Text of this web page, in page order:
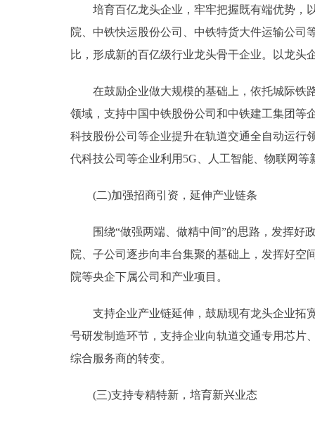
培育百亿龙头企业，牢牢把握既有端优势，以
院、中铁快运股份公司、中铁特货大件运输公司
比，形成新的百亿级行业龙头骨干企业。以龙
在鼓励企业做大规模的基础上，依托城际铁路
领域，支持中国中铁股份公司和中铁建工集团等
科技股份公司等企业提升在轨道交通全自动运行
代科技公司等企业利用5G、人工智能、物联网
(二)加强招商引资，延伸产业链条
围绕“做强两端、做精中间”的思路，发挥好政
院、子公司逐步向丰台集聚的基础上，发挥好
院等央企下属公司和产业项目。
支持企业产业链延伸，鼓励现有龙头企业拓宽
号研发制造环节，支持企业向轨道交通专用芯片
综合服务商的转变。
(三)支持专精特新，培育新兴业态